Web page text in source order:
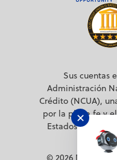
Sus cuentas
Administración
Crédito (NCUA),
por la plena fe y
Estados Unidos,
© 2026 MPS
✕